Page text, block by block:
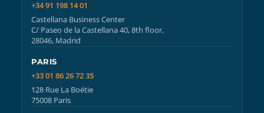
+34 91 198 14 01
Castellana Business Center
C/ Paseo de la Castellana 40, 8th floor,
28046, Madrid
PARIS
+33 01 86 26 72 35
128 Rue La Boétie
75008 Paris